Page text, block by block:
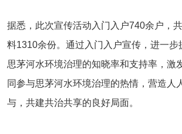
据悉，此次宣传活动入门入户740余户，
料1310余份。通过入门入户宣传，进一步
思茅河水环境治理的知晓率和支持率，激
同参与思茅河水环境治理的热情，营造人
与，共建共治共享的良好局面